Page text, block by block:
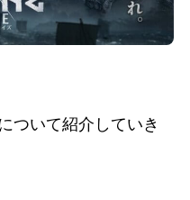
ついて紹介していき